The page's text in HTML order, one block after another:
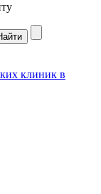
клиник в